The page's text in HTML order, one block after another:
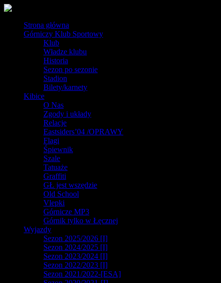
Strona główna
Górniczy Klub Sportowy
Klub
Władze klubu
Historia
Sezon po sezonie
Stadion
Bilety/karnety
Kibice
O Nas
Zgody i układy
Relacje
Eastsiders’04 /OPRAWY
Flagi
Śpiewnik
Szale
Tatuaże
Graffiti
GŁ jest wszędzie
Old School
Vlepki
Górnicze MP3
Górnik tylko w Łęcznej
Wyjazdy
Sezon 2025/2026 [I]
Sezon 2024/2025 [I]
Sezon 2023/2024 [I]
Sezon 2022/2023 [I]
Sezon 2021/2022-[ESA]